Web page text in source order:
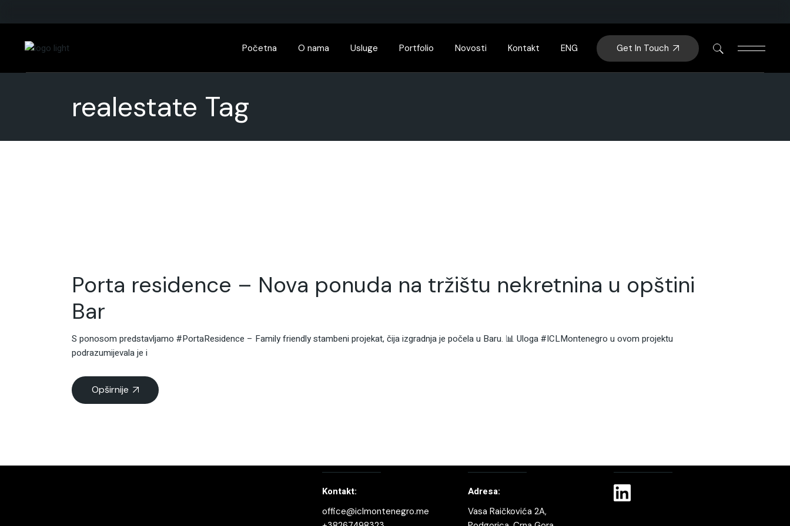
the
Početna O nama Usluge Portfolio Novosti Kontakt ENG Get In Touch
realestate Tag
Porta residence – Nova ponuda na tržištu nekretnina u opštini
Bar
S ponosom predstavljamo #PortaResidence – Family friendly stambeni projekat, čija izgradnja je počela u Baru. 📊 Uloga #ICLMontenegro u ovom projektu
podrazumijevala je i
Opširnije
Kontakt:
office@iclmontenegro.me
Adresa:
Vasa Raičkovića 2A,